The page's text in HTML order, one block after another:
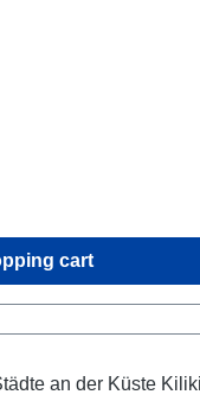
cart